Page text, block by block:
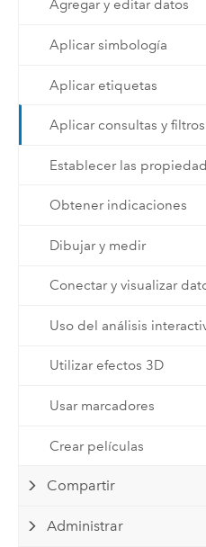
Agregar y editar datos
Aplicar simbología
Aplicar etiquetas
Aplicar consultas y filtros
Establecer las
Obtener indicaciones
Dibujar y medir
Conectar y visualizar
Uso del análisis
Utilizar efectos 3D
Usar marcadores
Crear películas
Compartir
Administrar